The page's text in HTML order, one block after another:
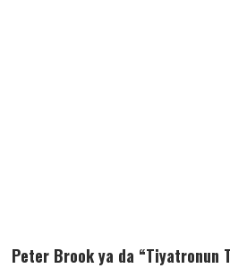
Peter Brook ya da “Tiyatronun